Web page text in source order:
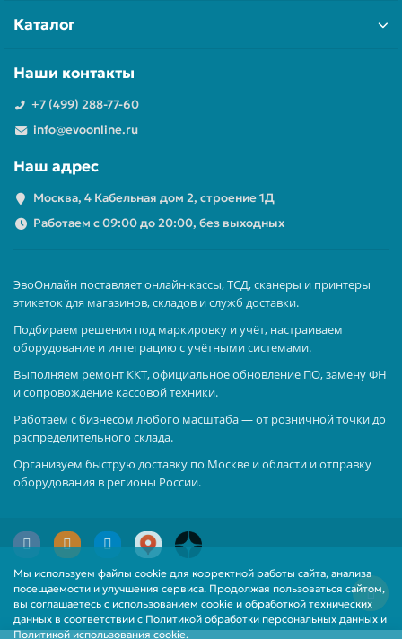
Мы используем файлы cookie для корректной работы сайта, анализа
посещаемости и улучшения сервиса. Продолжая пользоваться сайтом,
вы соглашаетесь с использованием cookie и обработкой технических
данных в соответствии с Политикой обработки персональных данных и
Политикой использования cookie.
Каталог
Наши контакты
+7 (499) 288-77-60
info@evoonline.ru
Наш адрес
Москва, 4 Кабельная дом 2, строение 1Д
Работаем с 09:00 до 20:00, без выходных
ЭвоОнлайн поставляет онлайн-кассы, ТСД, сканеры и принтеры
этикеток для магазинов, складов и служб доставки.
Подбираем решения под маркировку и учёт, настраиваем
оборудование и интеграцию с учётными системами.
Выполняем ремонт ККТ, официальное обновление ПО, замену ФН
и сопровождение кассовой техники.
Работаем с бизнесом любого масштаба — от розничной точки до
распределительного склада.
Организуем быструю доставку по Москве и области и отправку
оборудования в регионы России.